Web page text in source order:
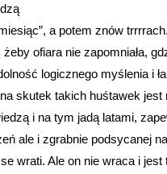
a potem znów trrrrach.
ofiara nie zapomniała,
logicznego myślenia i
skutek takich huśtawek jest
i na tym jadą latami,
ale i zgrabnie podsycanej
wrati. Ale on nie wraca i